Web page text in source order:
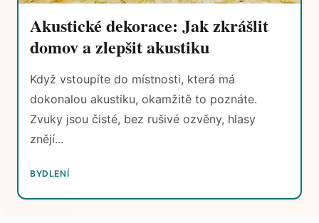
Akustické dekorace: Jak zkrášlit
domov a zlepšit akustiku
Když vstoupíte do místnosti, která má
dokonalou akustiku, okamžitě to poznáte.
Zvuky jsou čisté, bez rušivé ozvěny, hlasy
znějí...
BYDLENÍ